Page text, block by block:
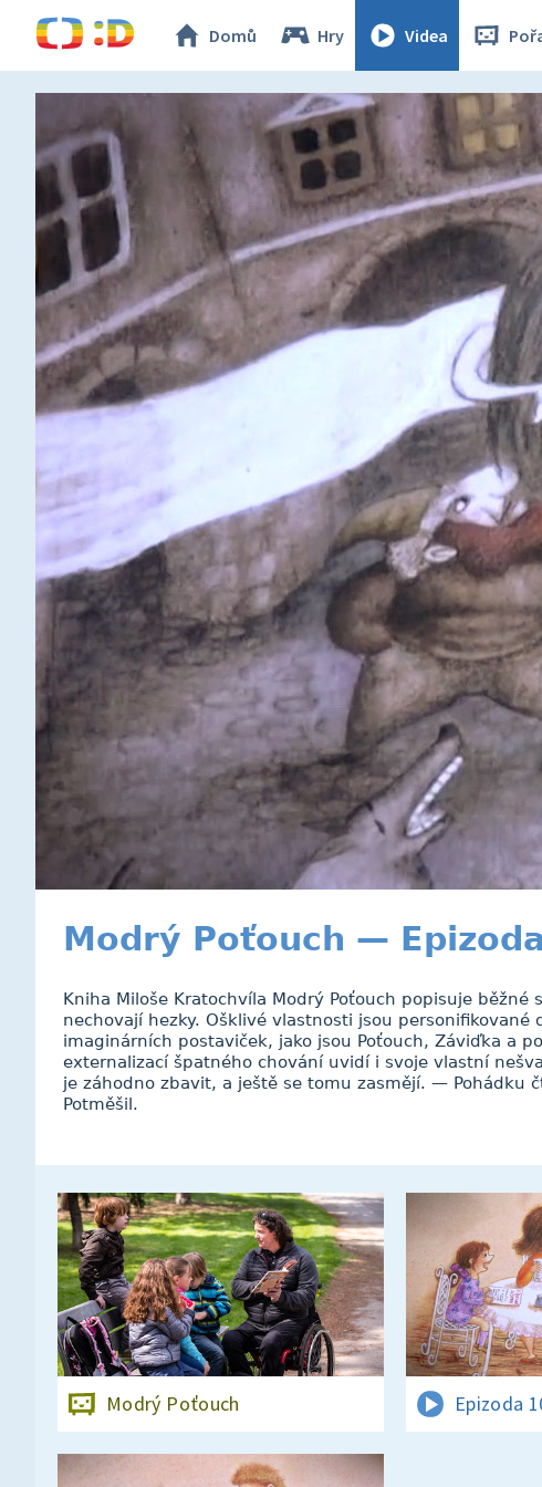
Domů Hry Videa
Modrý Poťouch —
Kniha Miloše Kratochvíla Modrý Poťouch popisuje běžné
nechovají hezky. Ošklivé vlastnosti jsou personifikované
imaginárních postaviček, jako jsou Poťouch, Záviďka a
externalizací špatného chování uvidí i svoje vlastní
je záhodno zbavit, a ještě se tomu zasmějí. — Pohádku
Potměšil.
Modrý Poťouch Epizoda